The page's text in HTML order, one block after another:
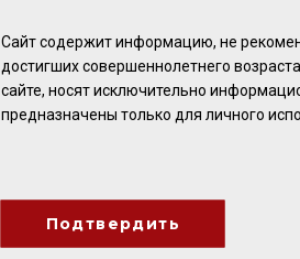
Тонкий,
Сайт содержит информацию, не
достигших совершеннолетнего
сайте, носят исключительно
предназначены только для личного
Подтвердить